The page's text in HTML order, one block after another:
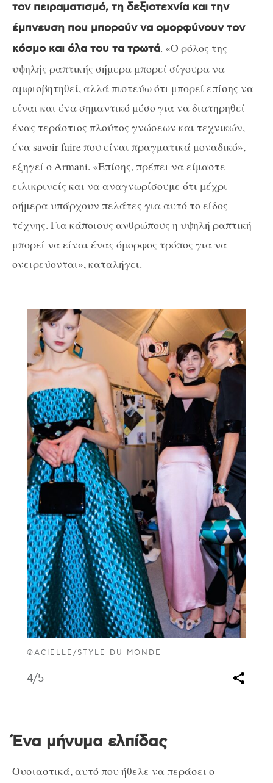
τον πειραματισμό, τη δεξιοτεχνία και την
έμπνευση που μπορούν να ομορφύνουν τον
κόσμο και όλα του τα τρωτά. «Ο ρόλος της
υψηλής ραπτικής σήμερα μπορεί σίγουρα να
αμφισβητηθεί, αλλά πιστεύω ότι μπορεί επίσης να
είναι και ένα σημαντικό μέσο για να διατηρηθεί
ένας τεράστιος πλούτος γνώσεων και τεχνικών,
ένα savoir faire που είναι πραγματικά μοναδικό»,
εξηγεί ο Armani. «Επίσης, πρέπει να είμαστε
ειλικρινείς και να αναγνωρίσουμε ότι μέχρι
σήμερα υπάρχουν πελάτες για αυτό το είδος
τέχνης. Για κάποιους ανθρώπους η υψηλή ραπτική
μπορεί να είναι ένας όμορφος τρόπος για να
ονειρεύονται», καταλήγει.
©ACIELLE/STYLE DU MONDE
4/5
Ένα μήνυμα ελπίδας
Ουσιαστικά, αυτό που ήθελε να περάσει ο